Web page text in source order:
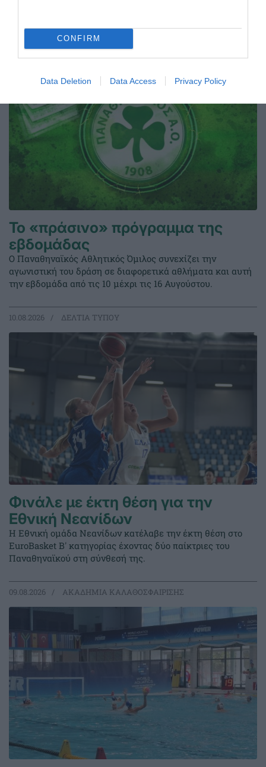
CONFIRM
Data Deletion Data Access Privacy Policy
ΤΕΛΕΥΤΑΙΑ ΝΕΑ
Το «πράσινο» πρόγραμμα της
εβδομάδας
Ο Παναθηναϊκός Αθλητικός Όμιλος συνεχίζει την
αγωνιστική του δράση σε διαφορετικά αθλήματα και αυτή
την εβδομάδα από τις 10 μέχρι τις 16 Αυγούστου.
10.08.2026 ΔΕΛΤΙΑ ΤΥΠΟΥ
Φινάλε με έκτη θέση για την
Εθνική Νεανίδων
Η Εθνική ομάδα Νεανίδων κατέλαβε την έκτη θέση στο
EuroBasket Β' κατηγορίας έχοντας δύο παίκτριες του
Παναθηναϊκού στη σύνθεσή της.
09.08.2026 ΑΚΑΔΗΜΙΑ ΚΑΛΑΘΟΣΦΑΙΡΙΣΗΣ